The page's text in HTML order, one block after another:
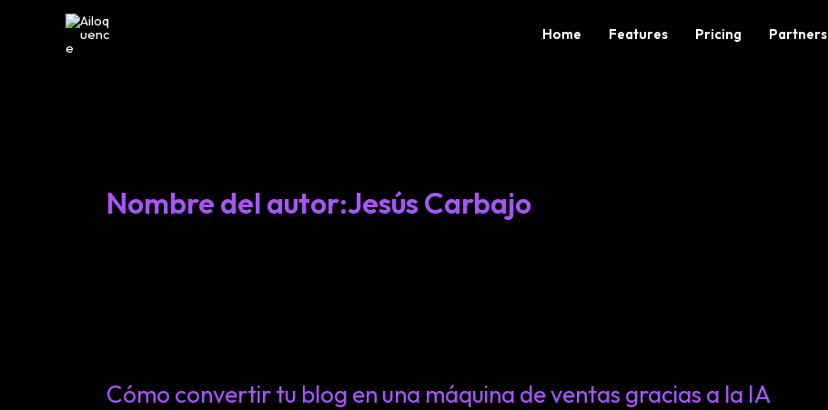
Home Features Pricing Partners
Nombre del autor:Jesús Carbajo
Cómo convertir tu blog en una máquina de ventas gracias a la IA